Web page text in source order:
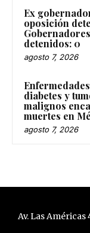
Ex
oposición
detenidos: 0
agosto 7, 2026
diabetes y
malignos
muertes en
agosto 7, 2026
Av. Las Américas